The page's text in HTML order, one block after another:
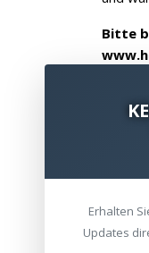
Bitte
Sie
Erhalten
Updates